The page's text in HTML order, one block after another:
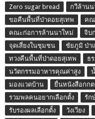
Zero sugar bread
กวีล้านน
ขอคืนพื้นที่ป่าดอยสุเทพ
คณ
คณะก่อการล้านนาใหม่
จิบ
จุดเสี่ยงในชุมชน
ชัยภูมิ ป่า
ทวงคืนพื้นที่ป่าดอยสุเทพ
ธ
นวัตกรรมอาหารคุณค่าสูง
มองแวดบ้าน
ยื่นหนังสือกก
รวมพลคนอยากเลือกตั้ง
รัก
รับรองผลเลือกตั้ง
วังเวียง